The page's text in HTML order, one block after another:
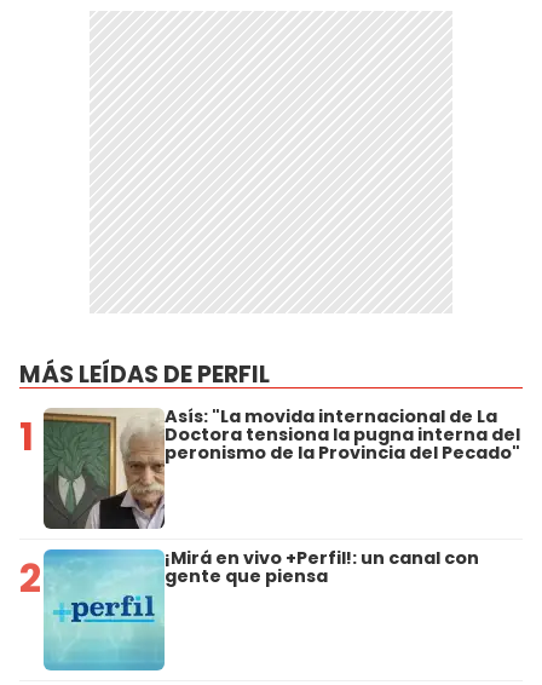
MÁS LEÍDAS DE PERFIL
1 Asís: "La movida internacional de La
Doctora tensiona la pugna interna del
peronismo de la Provincia del Pecado"
2 ¡Mirá en vivo +Perfil!: un canal con
gente que piensa